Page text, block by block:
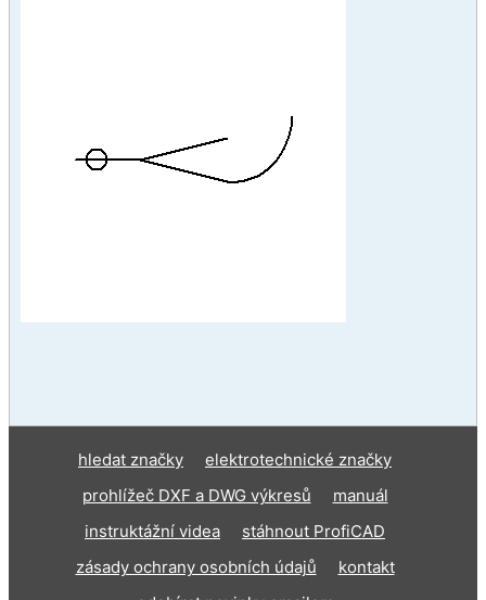
hledat značky
elektrotechnické značky
prohlížeč DXF a DWG výkresů
manuál
instruktážní videa
stáhnout ProfiCAD
zásady ochrany osobních údajů
kontakt